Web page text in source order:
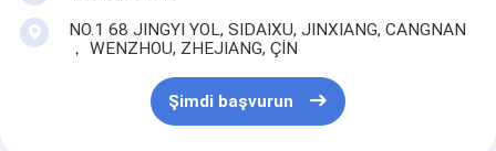
NO.1 68 JINGYI YOL, SIDAIXU, JINXIANG, CANGNAN
， WENZHOU, ZHEJIANG, ÇİN
Şimdi başvurun